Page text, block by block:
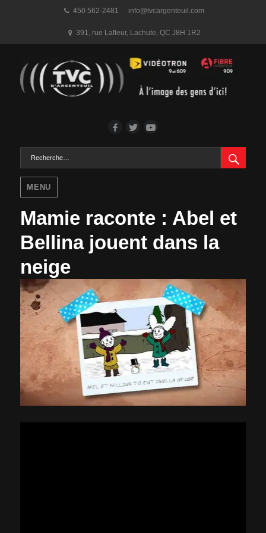
450 562-2481 info@tvcargenteuil.com
391, rue Lafleur, Lachute, QC J8H 1R2
Facebook
TwitterYouTube
Rechercher :
MENU
Mamie raconte : Abel et
Bellina jouent dans la
neige